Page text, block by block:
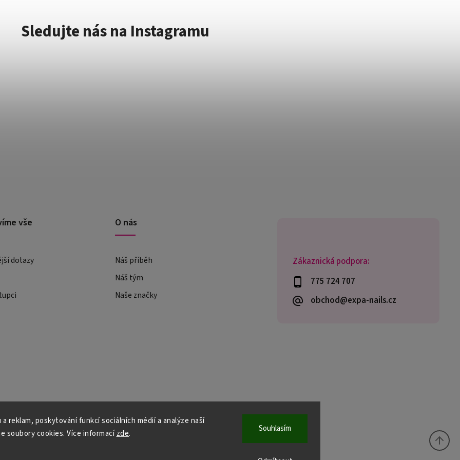
reklam, poskytování funkcí sociálních médií a analýze naší
soubory cookies. Více informacízde. Souhlasím
Zákaznická podpora:
775 724 707
obchod@expa-nails.cz
Sledujte nás na Instagramu
vše
dotazy
O nás
Náš příběh
Náš tým
Naše značky